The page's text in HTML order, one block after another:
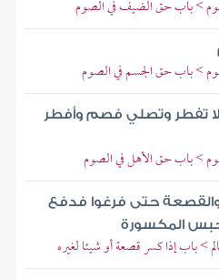
> باب حق الضيف في الصوم
> باب حق الجسم في الصوم
تفطر وتصلي فصم وأفطر
> باب حق الأهل في الصوم
حتى فرغوا فدفع
المكسورة
> باب إذا كسر قصعة أو شيئا لغيره